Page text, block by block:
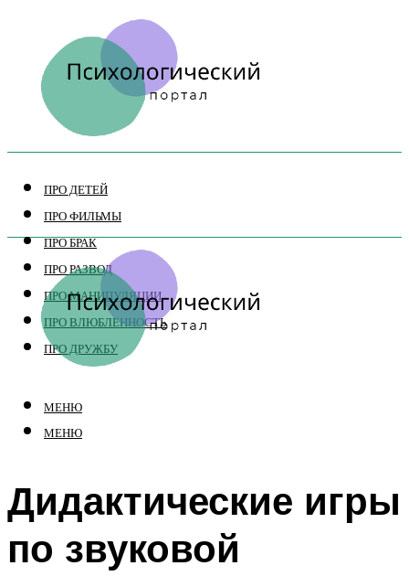
ПРО ДЕТЕЙ
ПРО ФИЛЬМЫ
ПРО БРАК
ПРО РАЗВОД
ПРО МАНИПУЛЯЦИИ
ПРО ВЛЮБЛЕННОСТЬ
ПРО ДРУЖБУ
МЕНЮ
МЕНЮ
Дидактические игры
по звуковой